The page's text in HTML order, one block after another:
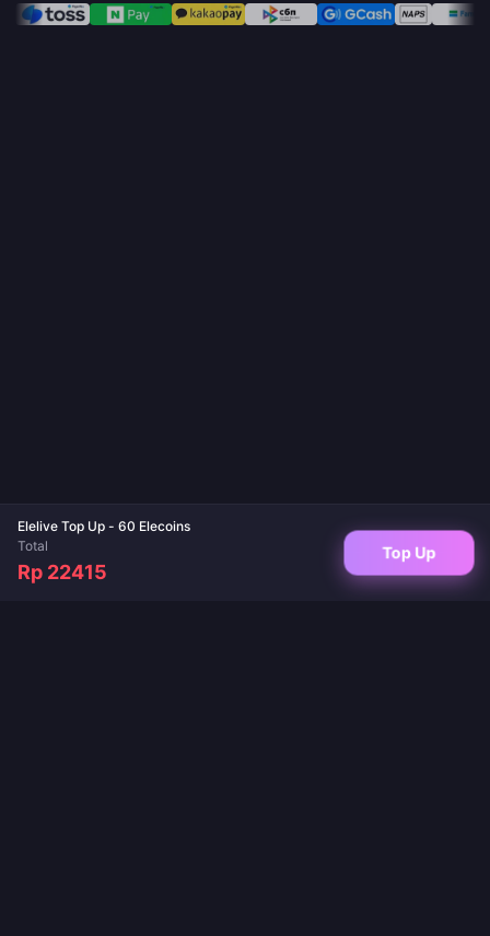
Elelive Top Up - 60 Elecoins
Total
Rp 22415
Top Up